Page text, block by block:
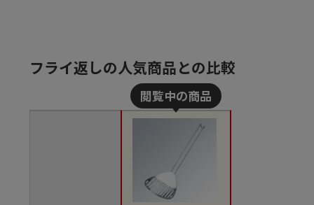
フライ返しの人気商品との比較